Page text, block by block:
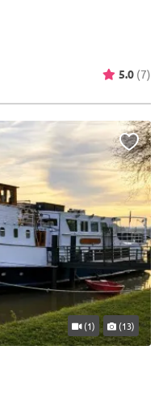
5.0 (7)
(1) (13)